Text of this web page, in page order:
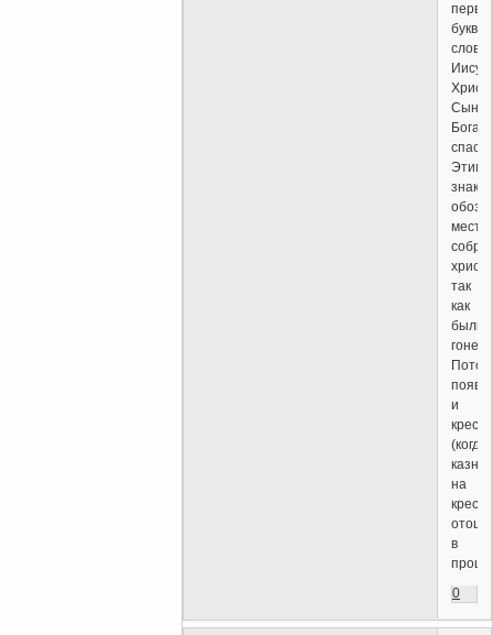
буквы
слов
Иисус
Сын
Бога,
Этим
места
так
как
были
Потом
и
крест
(когда
казнь
на
кресте
в
0